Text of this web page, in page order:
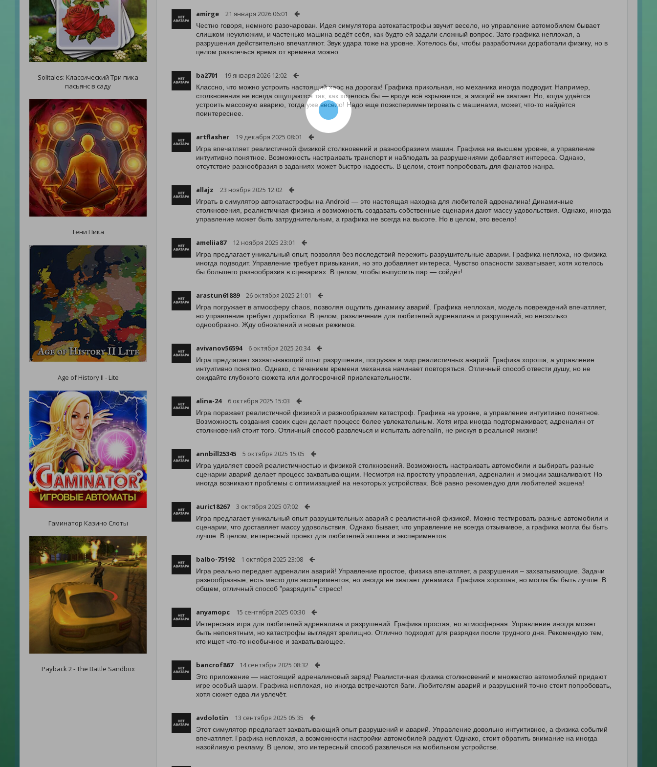
Solitales: Классический Три пика
пасьянс в саду
Тени Пика
Age of History II - Lite
Гаминатор Казино Слоты
Payback 2 - The Battle Sandbox
amirge 21 января 2026 06:01
Честно говоря, немного разочарован. Идея симулятора автокатастрофы звучит весело, но управление автомобилем бывает
слишком неуклюжим, и частенько машина ведёт себя, как будто ей задали сложный вопрос. Зато графика неплохая, а
разрушения действительно впечатляют. Звук удара тоже на уровне. Хотелось бы, чтобы разработчики доработали физику, но в
целом развлечься время от времени можно.
ba2701 19 января 2026 12:02
Классно, что можно устроить настоящий хаос на дорогах! Графика прикольная, но механика иногда подводит. Например,
столкновения не всегда ощущаются так, как хотелось бы — вроде всё взрывается, а эмоций не хватает. Но, когда удаётся
устроить массовую аварию, тогда уже весело! Надо еще поэкспериментировать с машинами, может, что-то найдётся
поинтереснее.
artflasher 19 декабря 2025 08:01
Игра впечатляет реалистичной физикой столкновений и разнообразием машин. Графика на высшем уровне, а управление
интуитивно понятное. Возможность настраивать транспорт и наблюдать за разрушениями добавляет интереса. Однако,
отсутствие разнообразия в заданиях может быстро надоесть. В целом, стоит попробовать для фанатов жанра.
allajz 23 ноября 2025 12:02
Играть в симулятор автокатастрофы на Android — это настоящая находка для любителей адреналина! Динамичные
столкновения, реалистичная физика и возможность создавать собственные сценарии дают массу удовольствия. Однако, иногда
управление может быть затруднительным, а графика не всегда на высоте. Но в целом, это весело!
ameliia87 12 ноября 2025 23:01
Игра предлагает уникальный опыт, позволяя без последствий пережить разрушительные аварии. Графика неплоха, но физика
иногда подводит. Управление требует привыкания, но это добавляет интереса. Чувство опасности захватывает, хотя хотелось
бы большего разнообразия в сценариях. В целом, чтобы выпустить пар — сойдёт!
arastun61889 26 октября 2025 21:01
Игра погружает в атмосферу chaos, позволяя ощутить динамику аварий. Графика неплохая, модель повреждений впечатляет,
но управление требует доработки. В целом, развлечение для любителей адреналина и разрушений, но несколько
однообразно. Жду обновлений и новых режимов.
avivanov56594 6 октября 2025 20:34
Игра предлагает захватывающий опыт разрушения, погружая в мир реалистичных аварий. Графика хороша, а управление
интуитивно понятно. Однако, с течением времени механика начинает повторяться. Отличный способ отвести душу, но не
ожидайте глубокого сюжета или долгосрочной привлекательности.
alina-24 6 октября 2025 15:03
Игра поражает реалистичной физикой и разнообразием катастроф. Графика на уровне, а управление интуитивно понятное.
Возможность создания своих сцен делает процесс более увлекательным. Хотя игра иногда подтормаживает, адреналин от
столкновений стоит того. Отличный способ развлечься и испытать adrenalín, не рискуя в реальной жизни!
annbill25345 5 октября 2025 15:05
Игра удивляет своей реалистичностью и физикой столкновений. Возможность настраивать автомобили и выбирать разные
сценарии аварий делает процесс захватывающим. Несмотря на простоту управления, адреналин и эмоции зашкаливают. Но
иногда возникают проблемы с оптимизацией на некоторых устройствах. Всё равно рекомендую для любителей экшена!
auric18267 3 октября 2025 07:02
Игра предлагает уникальный опыт разрушительных аварий с реалистичной физикой. Можно тестировать разные автомобили и
сценарии, что доставляет массу удовольствия. Однако бывает, что управление не всегда отзывчивое, а графика могла бы быть
лучше. В целом, интересный проект для любителей экшена и экспериментов.
balbo-75192 1 октября 2025 23:08
Игра реально передает адреналин аварий! Управление простое, физика впечатляет, а разрушения – захватывающие. Задачи
разнообразные, есть место для экспериментов, но иногда не хватает динамики. Графика хорошая, но могла бы быть лучше. В
общем, отличный способ "разрядить" стресс!
anyamopc 15 сентября 2025 00:30
Интересная игра для любителей адреналина и разрушений. Графика простая, но атмосферная. Управление иногда может
быть непонятным, но катастрофы выглядят зрелищно. Отлично подходит для разрядки после трудного дня. Рекомендую тем,
кто ищет что-то необычное и захватывающее.
bancrof867 14 сентября 2025 08:32
Это приложение — настоящий адреналиновый заряд! Реалистичная физика столкновений и множество автомобилей придают
игре особый шарм. Графика неплохая, но иногда встречаются баги. Любителям аварий и разрушений точно стоит попробовать,
хотя сюжет едва ли увлечёт.
avdolotin 13 сентября 2025 05:35
Этот симулятор предлагает захватывающий опыт разрушений и аварий. Управление довольно интуитивное, а физика событий
впечатляет. Графика неплохая, а возможности настройки автомобилей радуют. Однако, стоит обратить внимание на иногда
назойливую рекламу. В целом, это интересный способ развлечься на мобильном устройстве.